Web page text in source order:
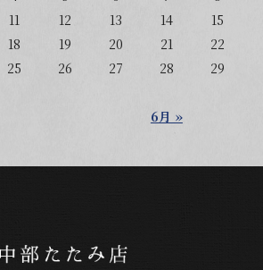
6月 »
11 12 13 14
15
18 19 20 21
22
25 26 27 28
29